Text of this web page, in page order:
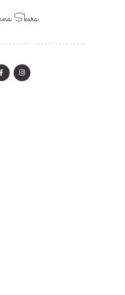
Skura